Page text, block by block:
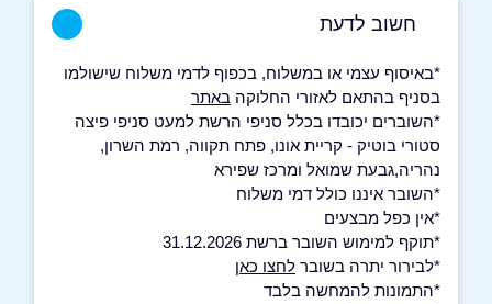
חשוב לדעת
*באיסוף עצמי או במשלוח, בכפוף לדמי משלוח שישולמו
בסניף בהתאם לאזורי החלוקה באתר
*השוברים יכובדו בכלל סניפי הרשת למעט סניפי פיצה
סטורי בוטיק - קריית אונו, פתח תקווה, רמת השרון,
נהריה,גבעת שמואל ומרכז שפירא
*השובר איננו כולל דמי משלוח
*אין כפל מבצעים
*תוקף למימוש השובר ברשת 31.12.2026
*לבירור יתרה בשובר לחצו כאן
*התמונות להמחשה בלבד